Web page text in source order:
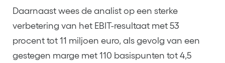
Daarnaast wees de analist op een sterke
verbetering van het EBIT-resultaat met 53
procent tot 11 miljoen euro, als gevolg van een
gestegen marge met 110 basispunten tot 4,5